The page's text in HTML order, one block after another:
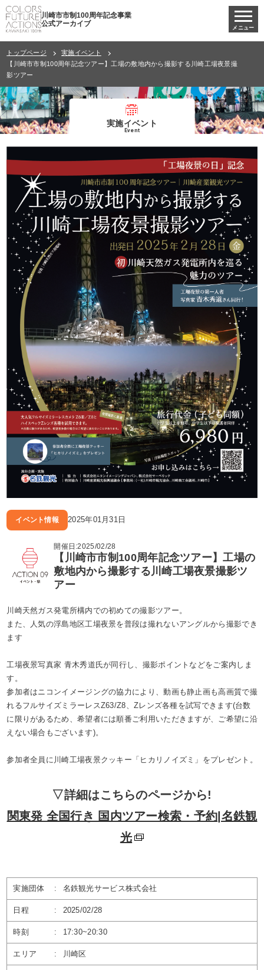
川崎市市制100周年記念事業
公式アーカイブ
メニュー
トップページ
実施イベント
【川崎市市制100周年記念ツアー】工場の敷地内から撮影する川崎工場夜景撮
影ツアー
実施イベント
Event
イベント情報 2025年01月31日
開催日:2025/02/28
【川崎市市制100周年記念ツアー】工場の
敷地内から撮影する川崎工場夜景撮影ツ
アー
川崎天然ガス発電所構内での初めての撮影ツアー。
また、人気の浮島地区工場夜景を普段は撮れないアングルから撮影でき
ます
工場夜景写真家 青木秀道氏が同行し、撮影ポイントなどをご案内しま
す。
参加者はニコンイメージングの協力により、動画も静止画も高画質で撮
れるフルサイズミラーレスZ63/Z8、Zレンズ各種を試写できます(台数
に限りがあるため、希望者には順番ご利用いただきますが、ご希望に沿
えない場合もございます)。
参加者全員に川崎工場夜景クッキー「ヒカリノイズミ」をプレゼント。
▽詳細はこちらのページから!
関東発 全国行き 国内ツアー検索・予約|名鉄観
光
実施団体 : 名鉄観光サービス株式会社
日程 : 2025/02/28
時刻 : 17:30~20:30
エリア : 川崎区